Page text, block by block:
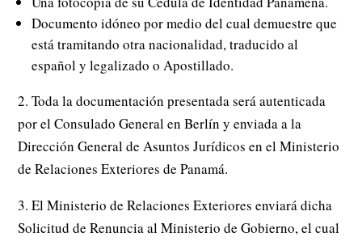
Documento idóneo por medio del cual demuestre que
está tramitando otra nacionalidad, traducido al
español y legalizado o Apostillado.
2. Toda la documentación presentada será autenticada
por el Consulado General en Berlín y enviada a la
Dirección General de Asuntos Jurídicos en el Ministerio
de Relaciones Exteriores de Panamá.
3. El Ministerio de Relaciones Exteriores enviará dicha
Solicitud de Renuncia al Ministerio de Gobierno, el cual